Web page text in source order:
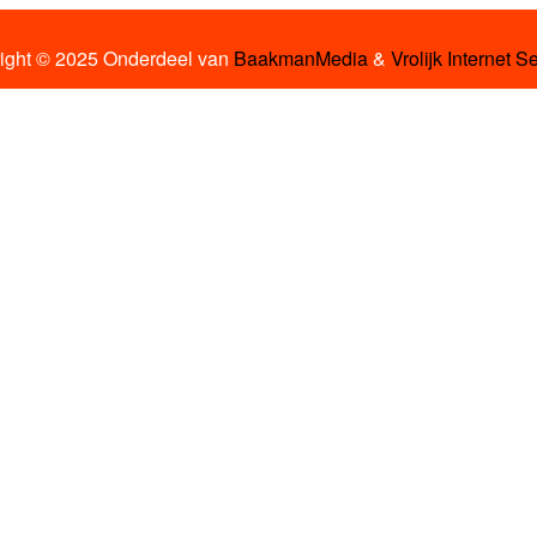
© 2025 Onderdeel van BaakmanMedia& Vrolijk Internet